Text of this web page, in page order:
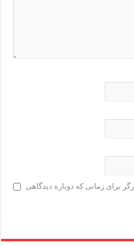
برای زمانی که دوباره دیدگاهی